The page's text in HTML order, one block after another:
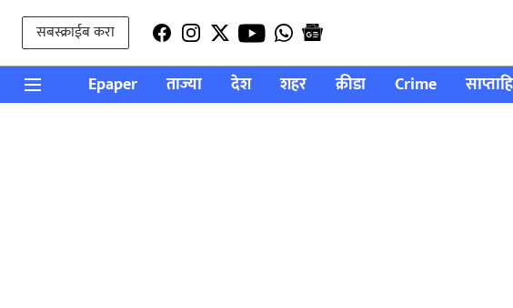
सबस्क्राईब करा
Epaper ताज्या देश शहर क्रीडा Crime